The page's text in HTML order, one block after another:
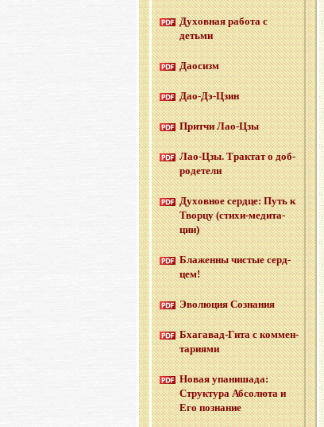
Ду­хов­ная ра­бо­та с
детьми
Дао­сизм
Дао-Дэ-Цзин
Прит­чи Лао-Цзы
Лао-Цзы. Трак­тат о доб­
ро­де­те­ли
Ду­хов­ное серд­це: Путь к
Твор­цу (сти­хи-ме­ди­та­
ции)
Бла­жен­ны чи­стые серд­
цем!
Эво­лю­ция Со­зна­ния
Бха­га­вад-Ги­та с ком­мен­
та­ри­я­ми
Новая упа­ни­ша­да:
Струк­ту­ра Аб­со­лю­та и
Его по­зна­ние